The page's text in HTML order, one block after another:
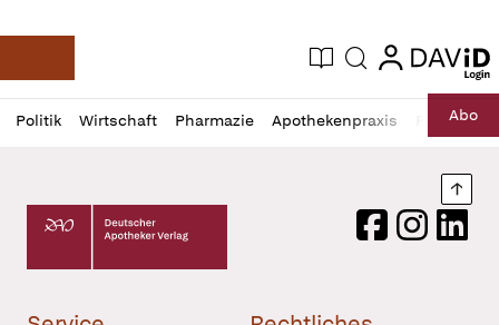
Deutsche Apotheker Zeitung
Aktuelle Ausgabe
Suche login
login
Politik Wirtschaft Pharmazie Apothekenpraxis RechtAbo
Profil
öffnen
Daz
Pur
Deutscher Apotheker Verlag Logo
FacebookInstagram